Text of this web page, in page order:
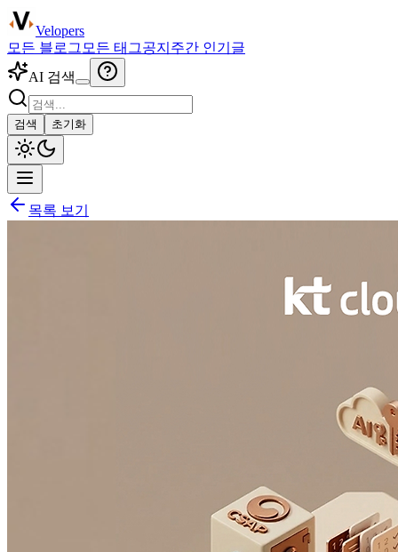
Velopers
모든 블로그 모든 태그공지 주간 인기글
AI 검색
검색 초기화
목록 보기